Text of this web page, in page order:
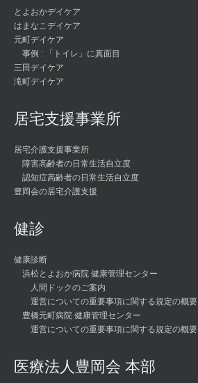
とよおかデイケア
はまなこデイケア
元町デイケア
事例 : 「トイレ」に真面目
三田デイケア
滝町デイケア
居宅支援事業所
居宅介護支援事業所
障害高齢者の日常生活自立度
認知症高齢者の日常生活自立度
豊岡会の居宅介護支援
健診
健康診断
浜松とよおか病院 健康管理センター
人間ドックのご案内
運営についての重要事項に関する規定の概要
豊橋元町病院 健康管理センター
運営についての重要事項に関する規定の概要
医療法人豊岡会 本部